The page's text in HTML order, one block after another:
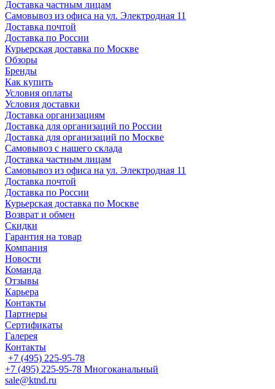
Доставка частным лицам
Самовывоз из офиса на ул. Электродная 11
Доставка почтой
Доставка по России
Курьерская доставка по Москве
Обзоры
Бренды
Как купить
Условия оплаты
Условия доставки
Доставка организациям
Доставка для организаций по России
Доставка для организаций по Москве
Самовывоз с нашего склада
Доставка частным лицам
Самовывоз из офиса на ул. Электродная 11
Доставка почтой
Доставка по России
Курьерская доставка по Москве
Возврат и обмен
Скидки
Гарантия на товар
Компания
Новости
Команда
Отзывы
Карьера
Контакты
Партнеры
Сертификаты
Галерея
Контакты
+7 (495) 225-95-78
+7 (495) 225-95-78 Многоканальный
sale@ktnd.ru